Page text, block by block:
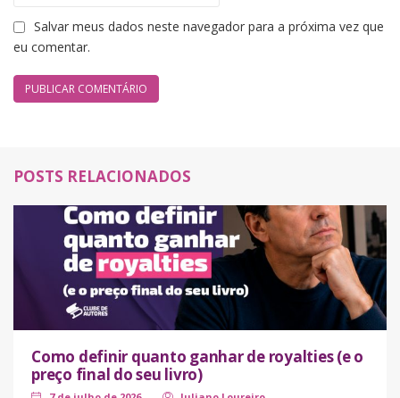
Salvar meus dados neste navegador para a próxima vez que
eu comentar.
POSTS RELACIONADOS
Como definir quanto ganhar de royalties (e o
preço final do seu livro)